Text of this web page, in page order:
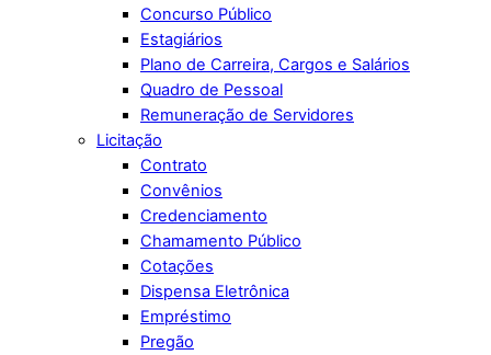
Concurso Público
Estagiários
Plano de Carreira, Cargos e Salários
Quadro de Pessoal
Remuneração de Servidores
Licitação
Contrato
Convênios
Credenciamento
Chamamento Público
Cotações
Dispensa Eletrônica
Empréstimo
Pregão